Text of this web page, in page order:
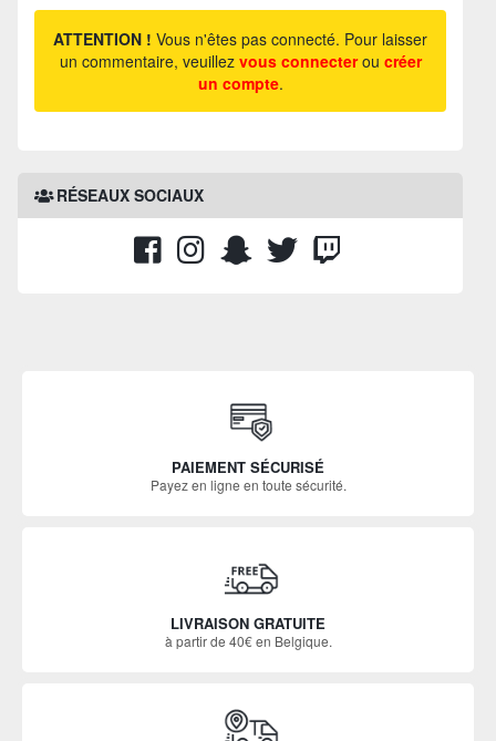
ATTENTION ! Vous n'êtes pas connecté. Pour laisser
un commentaire, veuillez vous connecterou créer
un compte.
RÉSEAUX SOCIAUX
PAIEMENT SÉCURISÉ
Payez en ligne en toute sécurité.
LIVRAISON GRATUITE
à partir de 40€ en Belgique.